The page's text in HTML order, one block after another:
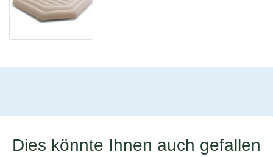
Dies könnte Ihnen auch gefallen